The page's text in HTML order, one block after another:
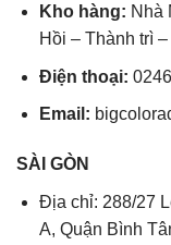
Kho hàng: Nhà
Hồi – Thành trì
Điện thoại:
Email:
SÀI GÒN
Địa chỉ: 288/27
A, Quận Bình